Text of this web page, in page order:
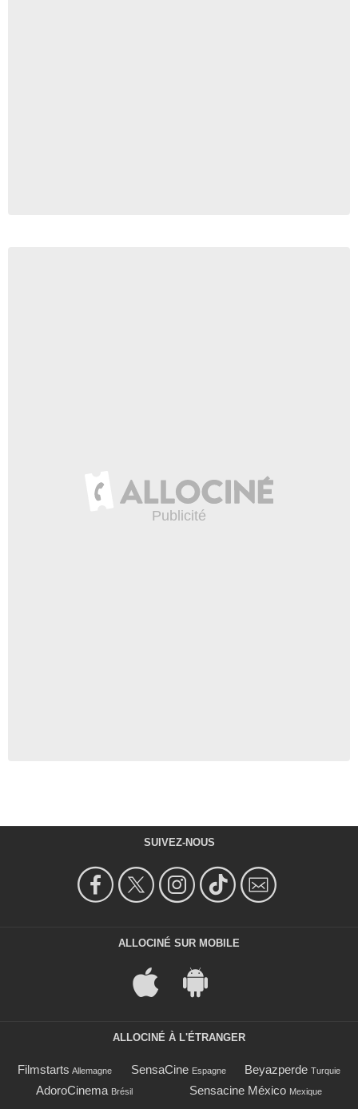
SUIVEZ-NOUS
ALLOCINÉ SUR MOBILE
ALLOCINÉ À L'ÉTRANGER
Filmstarts Allemagne SensaCine Espagne Beyazperde Turquie
AdoroCinema Brésil Sensacine México Mexique